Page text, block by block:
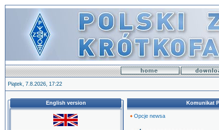
Piątek, 7.8.2026, 17:22
English version Komunikat
Opcje newsa